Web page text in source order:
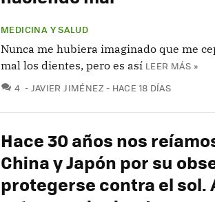
MEDICINA Y SALUD
Nunca me hubiera imaginado que me
mal los dientes, pero es así LEER MÁS »
4 COMENTARIOS
JAVIER JIMÉNEZ HACE 18 DÍAS
Hace 30 años nos
China y Japón por su
protegerse contra el sol.